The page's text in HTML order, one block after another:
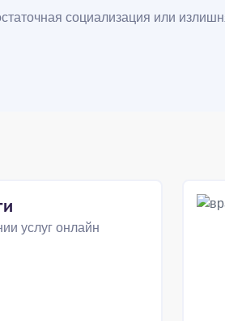
социализация или
услуг онлайн